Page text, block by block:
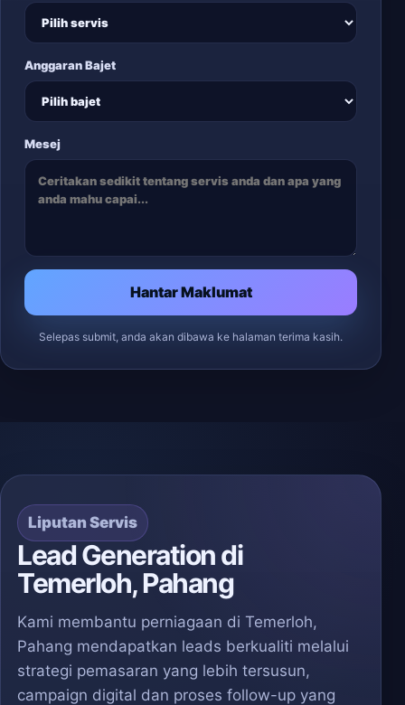
Anggaran Bajet
Mesej
Hantar Maklumat
Selepas submit, anda akan dibawa ke halaman terima kasih.
Liputan Servis
Lead Generation di
Temerloh, Pahang
Kami membantu perniagaan di Temerloh,
Pahang mendapatkan leads berkualiti melalui
strategi pemasaran yang lebih tersusun,
campaign digital dan proses follow-up yang